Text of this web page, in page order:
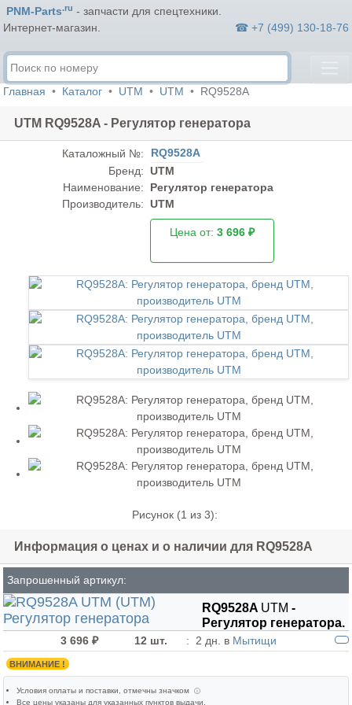
PNM-Parts.ru - запчасти для спецтехники.
Интернет-магазин.
☎ +7 (499) 130-18-76
Главная Каталог UTM UTM RQ9528A
UTM RQ9528A - Регулятор генератора
Каталожный №:
RQ9528A
Бренд: UTM
Наименование:
Регулятор генератора
Производитель: UTM
Цена от:3 696 ₽
Рисунок (1 из 3):
Информация о ценах и о наличии для RQ9528A
Запрошенный артикул:
RQ9528A UTM -
Регулятор генератора.
3 696 ₽ 12 шт. : 2 дн. в Мытищи
ВНИМАНИЕ !
Условия оплаты и поставки , отмечны значком ⓘ
Все цены указаны для указанных пунктов выдачи